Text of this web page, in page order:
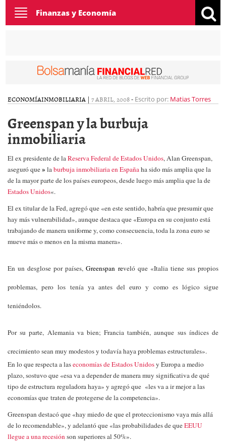
Toggle
navigation
Finanzas y Economía
ECONOMÍAINMOBILIARIA | 7 ABRIL, 2008- Escrito por: Matias Torres
Greenspan y la burbuja
inmobiliaria
El ex presidente de laReserva Federal de Estados Unidos, Alan Greenspan,
aseguró que» laburbuja inmobiliaria en Españaha sido más ampliaque la
de la mayor parte de los países europeos, desde luego más amplia que la de
Estados Unidos«.
El ex titular de la Fed, agregó que «en este sentido,habría que presumir que
hay más vulnerabilidad», aunque destaca que «Europa en su conjunto está
trabajando de manera uniforme y, como consecuencia, toda la zona euro se
mueve más o menos en la misma manera».
En un desglose por países,Greenspan reveló que «Italia tiene sus propios
problemas, pero los tenía ya antes del euro y como es lógico sigue
teniéndolos.
Por su parte, Alemania va bien; Francia también, aunque sus índices de
crecimiento sean muy modestos y todavía haya problemas estructurales».
En lo que respecta a laseconomías de Estados Unidosy Europa a medio
plazo, sostuvo que «esa va a depender de manera muy significativa de qué
tipo de estructura reguladora haya» y agregó que «les va a ir mejor a las
economías que traten de protegerse de la competencia».
Greenspan destacó que «hay miedo de que el proteccionismovaya más allá
de lo recomendable», y adelantó que «las probabilidades de queEEUU
llegue a una recesiónson superiores al 50%».